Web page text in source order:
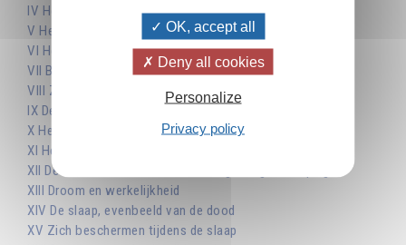
IV Helderziendheid, activiteit en ontvankelijkheid
V Helderzienden raadplegen, ja of nee?
VI Heb lief en uw ogen zullen opengaan
VII Boodschappen uit de Hemel
VIII Zichtbaar en onzichtbaar licht: svétlina en vidélina
IX De hogere niveaus van helderziendheid
X Het derde oog
XI Het zien van God
XII De universele Ziel, de waarachtige magische spiegel
XIII Droom en werkelijkheid
XIV De slaap, evenbeeld van de dood
XV Zich beschermen tijdens de slaap
OK, accept all
Deny all cookies
Personalize
Privacy policy